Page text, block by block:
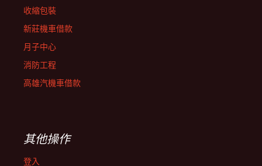
收縮包裝
新莊機車借款
月子中心
消防工程
高雄汽機車借款
其他操作
登入